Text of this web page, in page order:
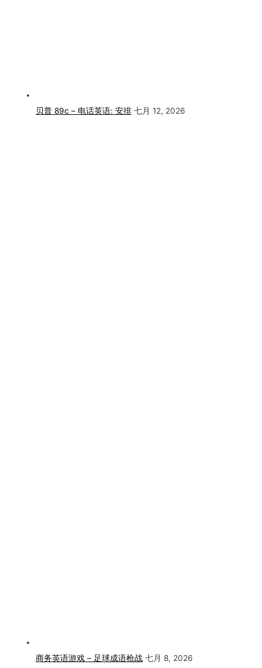
贝普 89c – 电话英语: 安排 七月 12, 2026
商务英语游戏 – 足球成语枪战 七月 8, 2026